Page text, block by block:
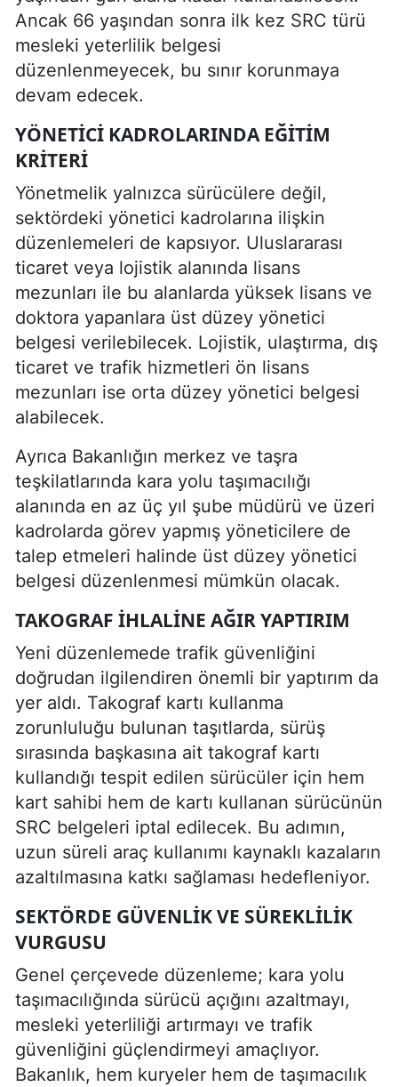
Ancak 66 yaşından sonra ilk kez SRC türü
mesleki yeterlilik belgesi
düzenlenmeyecek, bu sınır korunmaya
devam edecek.
YÖNETICI KADROLARINDA EĞITIM
KRITERI
Yönetmelik yalnızca sürücülere değil,
sektördeki yönetici kadrolarına ilişkin
düzenlemeleri de kapsıyor. Uluslararası
ticaret veya lojistik alanında lisans
mezunları ile bu alanlarda yüksek lisans ve
doktora yapanlara üst düzey yönetici
belgesi verilebilecek. Lojistik, ulaştırma, dış
ticaret ve trafik hizmetleri ön lisans
mezunları ise orta düzey yönetici belgesi
alabilecek.
Ayrıca Bakanlığın merkez ve taşra
teşkilatlarında kara yolu taşımacılığı
alanında en az üç yıl şube müdürü ve üzeri
kadrolarda görev yapmış yöneticilere de
talep etmeleri halinde üst düzey yönetici
belgesi düzenlenmesi mümkün olacak.
TAKOGRAF İHLALINE AĞIR YAPTIRIM
Yeni düzenlemede trafik güvenliğini
doğrudan ilgilendiren önemli bir yaptırım da
yer aldı. Takograf kartı kullanma
zorunluluğu bulunan taşıtlarda, sürüş
sırasında başkasına ait takograf kartı
kullandığı tespit edilen sürücüler için hem
kart sahibi hem de kartı kullanan sürücünün
SRC belgeleri iptal edilecek. Bu adımın,
uzun süreli araç kullanımı kaynaklı kazaların
azaltılmasına katkı sağlaması hedefleniyor.
SEKTÖRDE GÜVENLIK VE SÜREKLILIK
VURGUSU
Genel çerçevede düzenleme; kara yolu
taşımacılığında sürücü açığını azaltmayı,
mesleki yeterliliği artırmayı ve trafik
güvenliğini güçlendirmeyi amaçlıyor.
Bakanlık, hem kuryeler hem de taşımacılık